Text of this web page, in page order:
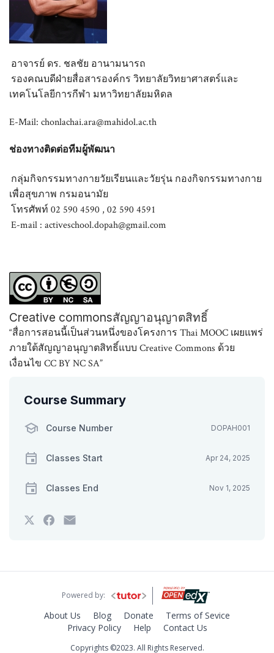
อาจารย์ ดร. ชลชัย อานามนารถ
รองคณบดีฝ่ายสื่อสารองค์กร วิทยาลัยวิทยาศาสตร์และ
เทคโนโลยีการกีฬา มหาวิทยาลัยมหิดล
E-Mail: chonlachai.ara@mahidol.ac.th
ช่องทางติดต่อทีมผู้พัฒนา
กลุ่มกิจกรรมทางกายวัยเรียนและวัยรุ่น กองกิจกรรมทางกาย
เพื่อสุขภาพ กรมอนามัย
โทรศัพท์ 02 590 4590 , 02 590 4591
E-mail : activeschool.dopah@gmail.com
Creative commonsสัญญาอนุญาตสิทธิ์
“สื่อการสอนนี้เป็นส่วนหนึ่งของโครงการ Thai MOOC เผยแพร่
ภายใต้สัญญาอนุญาตสิทธิ์แบบ Creative Commons ด้วย
เงื่อนไข CC BY NC SA”
Course Summary
Course Number DOPAH001
Classes Start Apr 24, 2025
Classes End Nov 1, 2025
Tweet
that
this
course
Post
a
say
you've
enrolled
inthis
course
enrolled
inthis
course
Powered by:
About Us Blog Donate
Terms of Sevice
Privacy Policy
Help Contact Us
Copyrights ©2023. All Rights Reserved.